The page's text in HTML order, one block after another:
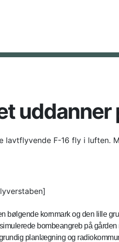
lavtflyvende F-16 fly i
bølgende kornmark og den lille
bombeangreb på
planlægning og